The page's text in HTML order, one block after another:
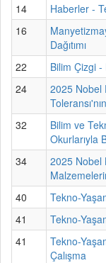
14
Haberler -
16
Dağıtımı
22
Bilim Çizgi
24
2025 Nobel
32
Bilim ve
Okurlarıyla
34
2025 Nobel
40
Tekno-
41
Tekno-
41
Tekno-
Çalışma